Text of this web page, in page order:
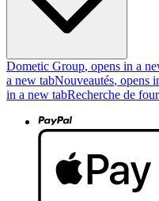
Dometic Group, opens in a
a new tabNouveautés, opens
in a new tabRecherche de